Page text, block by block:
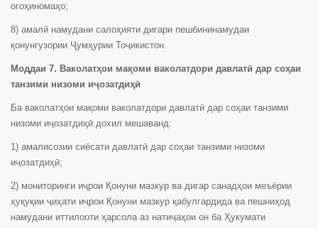
огоҳиномаҳо;
8) амалӣ намудани салоҳияти дигари пешбининамудаи
қонунгузории Ҷумҳурии Тоҷикистон.
Моддаи 7. Ваколатҳои мақоми ваколатдори давлатӣ дар соҳаи
танзими низоми иҷозатдиҳӣ
Ба ваколатҳои мақоми ваколатдори давлатӣ дар соҳаи танзими
низоми иҷозатдиҳӣ дохил мешаванд:
1) амалисозии сиёсати давлатӣ дар соҳаи танзими низоми
иҷозатдиҳӣ;
2) мониторинги иҷрои Қонуни мазкур ва дигар санадҳои меъёрии
ҳуқуқии ҷиҳати иҷрои Қонуни мазкур қабулгардида ва пешниҳод
намудани иттилооти ҳарсола аз натиҷаҳои он ба Ҳукумати